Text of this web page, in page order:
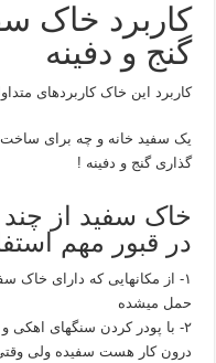
کاربرد خاک
گنج و دفینه
کاربرد این خاک کاربردهای
یک سفید خانه و چه برای ساخت
گذاری گنج و دفینه !
خاک سفید از
در قبور مهم
۱- از مکانهایی که دارای خاک
حمل میشده
۲- با پودر کردن سنگهای اهکی
درون کار هست سفیده ولی